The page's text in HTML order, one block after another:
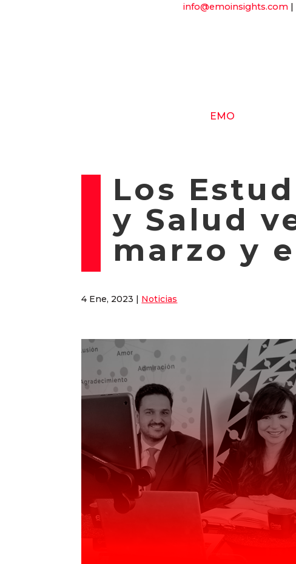
info@emoinsights.com |
EMO
Los
y Salud
marzo y
4 Ene, 2023 | Noticias